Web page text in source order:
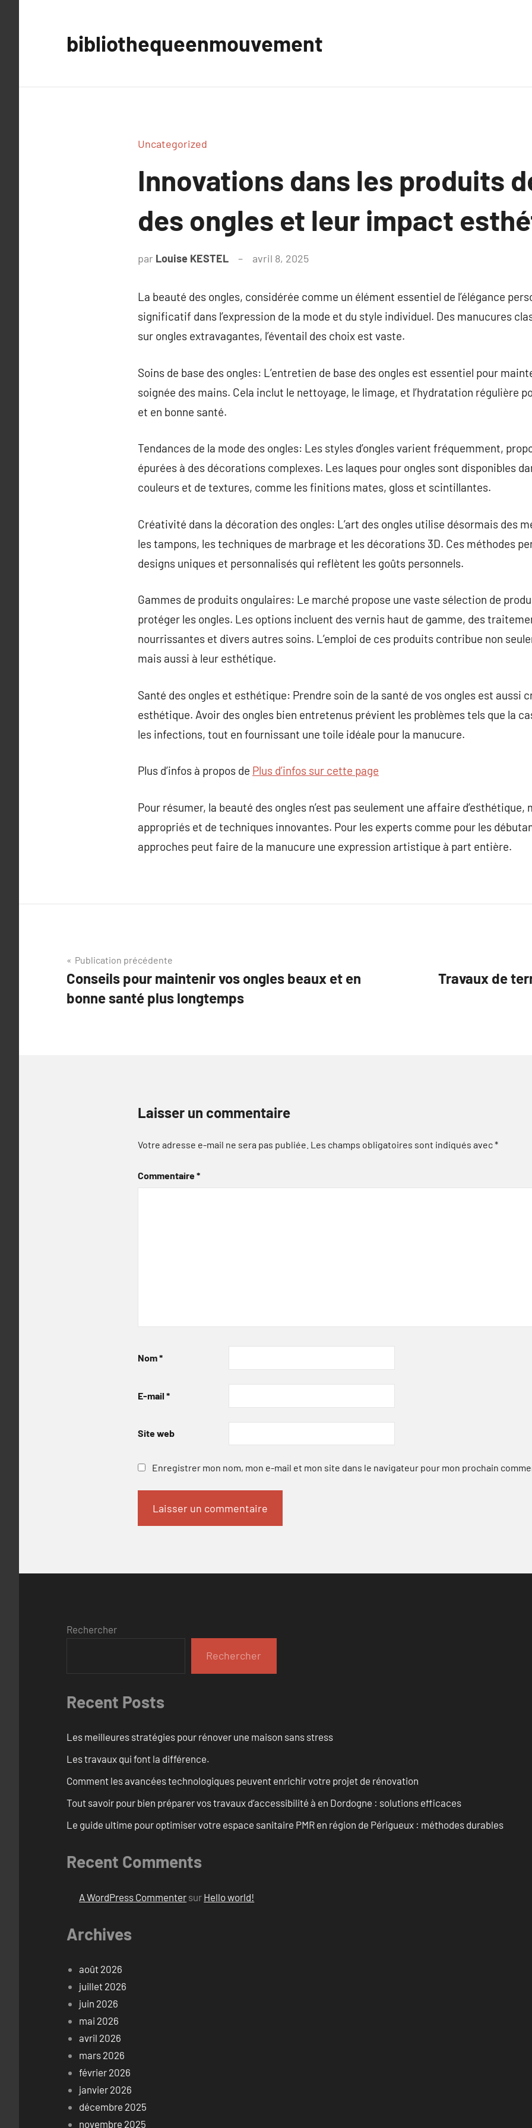
bibliothequeenmouvement
Uncategorized
Innovations dans les produits
des ongles et leur impact
par Louise KESTEL avril 8, 2025
La beauté des ongles, considérée comme un élément essentiel de l’élégance
significatif dans l’expression de la mode et du style individuel. Des manucures
sur ongles extravagantes, l’éventail des choix est vaste.
Soins de base des ongles: L’entretien de base des ongles est essentiel pour
soignée des mains. Cela inclut le nettoyage, le limage, et l’hydratation régulière
et en bonne santé.
Tendances de la mode des ongles: Les styles d’ongles varient fréquemment,
épurées à des décorations complexes. Les laques pour ongles sont disponibles
couleurs et de textures, comme les finitions mates, gloss et scintillantes.
Créativité dans la décoration des ongles: L’art des ongles utilise désormais des
les tampons, les techniques de marbrage et les décorations 3D. Ces méthodes
designs uniques et personnalisés qui reflètent les goûts personnels.
Gammes de produits ongulaires: Le marché propose une vaste sélection de
protéger les ongles. Les options incluent des vernis haut de gamme, des
nourrissantes et divers autres soins. L’emploi de ces produits contribue non
mais aussi à leur esthétique.
Santé des ongles et esthétique: Prendre soin de la santé de vos ongles est aussi
esthétique. Avoir des ongles bien entretenus prévient les problèmes tels que la
les infections, tout en fournissant une toile idéale pour la manucure.
Plus d’infos à propos de Plus d’infos sur cette page
Pour résumer, la beauté des ongles n’est pas seulement une affaire d’esthétique,
appropriés et de techniques innovantes. Pour les experts comme pour les
approches peut faire de la manucure une expression artistique à part entière.
Navigation
de
l’article
Publication précédente
Conseils pour maintenir vos ongles beaux et en
bonne santé plus longtemps
Travaux de
Laisser un commentaire
Votre adresse e-mail ne sera pas publiée. Les champs obligatoires sont indiqués avec*
Commentaire*
Nom*
E-mail *
Site web
Enregistrer mon nom, mon e-mail et mon site dans le navigateur pour mon prochain
Rechercher
Rechercher
Recent Posts
Les meilleures stratégies pour rénover une maison sans stress
Les travaux qui font la différence.
Comment les avancées technologiques peuvent enrichir votre projet de rénovation
Tout savoir pour bien préparer vos travaux d’accessibilité à en Dordogne : solutions efficaces
Le guide ultime pour optimiser votre espace sanitaire PMR en région de Périgueux : méthodes durables
Recent Comments
A WordPress Commenter sur Hello world!
Archives
août 2026
juillet 2026
juin 2026
mai 2026
avril 2026
mars 2026
février 2026
janvier 2026
décembre 2025
novembre 2025